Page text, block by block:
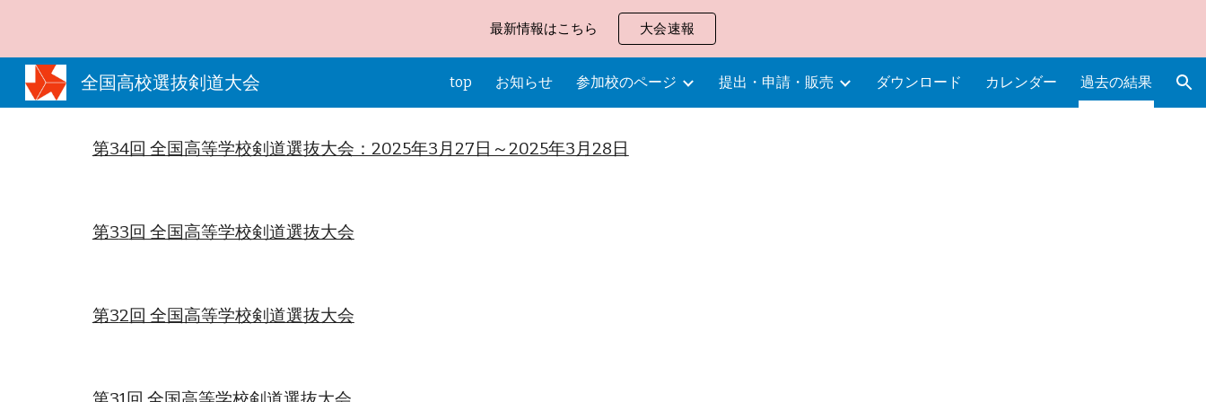
Skip to main content最新情報はこちら 大会速報
全国高校選抜剣道大会 top お知らせ 参加校のページ 提出・申請・販売 ダウンロード カレンダー 過去の結果
第34回 全国高等学校剣道選抜大会：2025年3月27日～2025年3月28日
第33回 全国高等学校剣道選抜大会
第32回 全国高等学校剣道選抜大会